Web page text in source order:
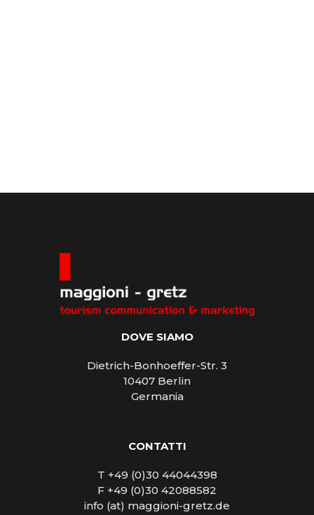
DOVE SIAMO
Dietrich-Bonhoeffer-Str. 3
10407 Berlin
Germania
CONTATTI
T +49 (0)30 44044398
F +49 (0)30 42088582
info (at) maggioni-gretz.de